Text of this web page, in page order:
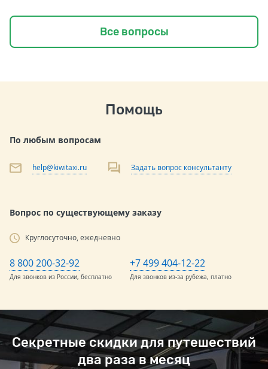
Все вопросы
Помощь
По любым вопросам
help@kiwitaxi.ru Задать вопрос консультанту
Вопрос по существующему заказу
Круглосуточно, ежедневно
8 800 200-32-92
Для звонков из России, бесплатно
+7 499 404-12-22
Для звонков из-за рубежа, платно
Секретные скидки для путешествий
два раза в месяц